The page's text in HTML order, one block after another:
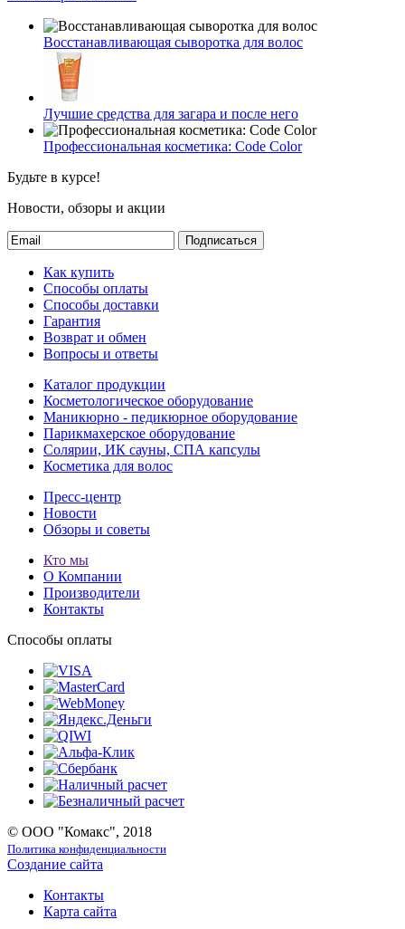
Восстанавливающая сыворотка для волос
Лучшие средства для загара и после него
Профессиональная косметика: Code Color
Будьте в курсе!
Новости, обзоры и акции
Подписаться
Как купить
Способы оплаты
Способы доставки
Гарантия
Возврат и обмен
Вопросы и ответы
Каталог продукции
Косметологическое оборудование
Маникюрно - педикюрное оборудование
Парикмахерское оборудование
Солярии, ИК сауны, СПА капсулы
Косметика для волос
Пресс-центр
Новости
Обзоры и советы
Кто мы
О Компании
Производители
Контакты
Способы оплаты
© ООО "Комакс", 2018
Политика конфиденциальности
Создание сайта
Контакты
Карта сайта